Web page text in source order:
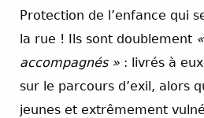
Protection de l’enfance qui
la rue ! Ils sont doublement
accompagnés » : livrés à
sur le parcours d’exil, alors
jeunes et extrêmement